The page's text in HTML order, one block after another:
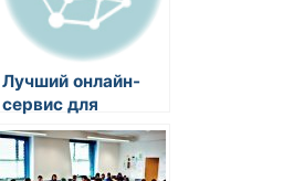
Лучший онлайн-
сервис для
проверки плагиата